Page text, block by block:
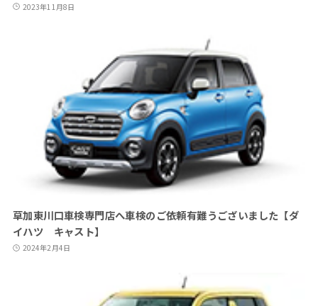
2023年11月8日
草加東川口車検専門店へ車検のご依頼有難うございました【ダ
イハツ キャスト】
2024年2月4日